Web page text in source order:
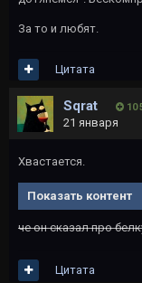
За то и любят.
Цитата
Sqrat 10
21 января
Хвастается.
Показать контент
че он сказал про
Цитата